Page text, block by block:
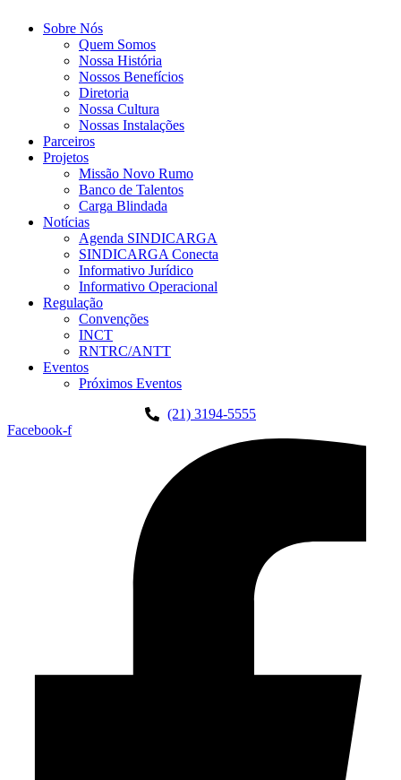
Sobre Nós
Quem Somos
Nossa História
Nossos Benefícios
Diretoria
Nossa Cultura
Nossas Instalações
Parceiros
Projetos
Missão Novo Rumo
Banco de Talentos
Carga Blindada
Notícias
Agenda SINDICARGA
SINDICARGA Conecta
Informativo Jurídico
Informativo Operacional
Regulação
Convenções
INCT
RNTRC/ANTT
Eventos
Próximos Eventos
(21) 3194-5555
Facebook-f